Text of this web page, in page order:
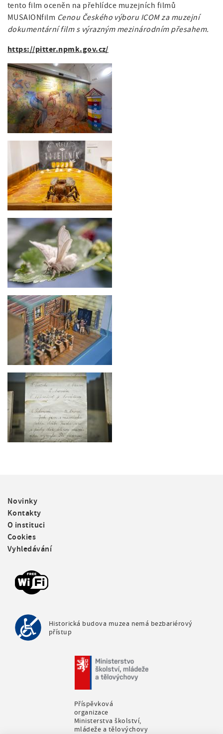
tento film oceněn na přehlídce muzejních filmů
MUSAIONfilm Cenou Českého výboru ICOM za muzejní
dokumentární film s výrazným mezinárodním přesahem.
https://pitter.npmk.gov.cz/
F
o
o
t
e
r
Novinky
Kontakty
O instituci
Cookies
Vyhledávání
Historická budova muzea nemá bezbariérový
přístup
Příspěvková
organizace
Ministerstva školství,
mládeže a tělovýchovy